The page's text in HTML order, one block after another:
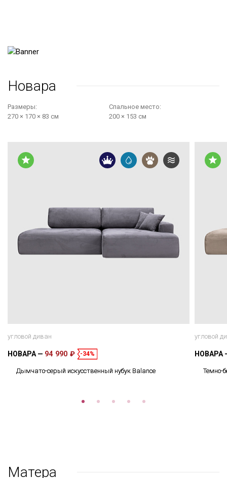
Новара
Размеры:
270 × 170 × 83 см
Cпальное место:
200 × 153 см
угловой диван
НОВАРА 94 990 ₽ -34%
Дымчато-серый искусственный нубук Balance
угловой
НОВАРА
Темно-
Матера